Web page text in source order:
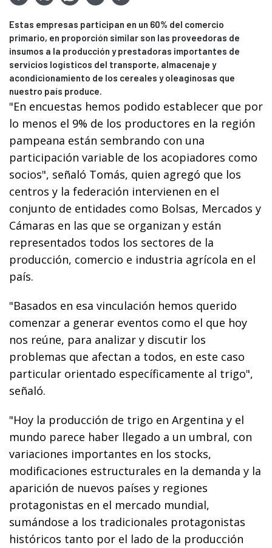
Estas empresas participan en un 60% del comercio
primario, en proporción similar son las proveedoras de
insumos a la producción y prestadoras importantes de
servicios logísticos del transporte, almacenaje y
acondicionamiento de los cereales y oleaginosas que
nuestro país produce.
"En encuestas hemos podido establecer que por
lo menos el 9% de los productores en la región
pampeana están sembrando con una
participación variable de los acopiadores como
socios", señaló Tomás, quien agregó que los
centros y la federación intervienen en el
conjunto de entidades como Bolsas, Mercados y
Cámaras en las que se organizan y están
representados todos los sectores de la
producción, comercio e industria agrícola en el
país.
"Basados en esa vinculación hemos querido
comenzar a generar eventos como el que hoy
nos reúne, para analizar y discutir los
problemas que afectan a todos, en este caso
particular orientado específicamente al trigo",
señaló.
"Hoy la producción de trigo en Argentina y el
mundo parece haber llegado a un umbral, con
variaciones importantes en los stocks,
modificaciones estructurales en la demanda y la
aparición de nuevos países y regiones
protagonistas en el mercado mundial,
sumándose a los tradicionales protagonistas
históricos tanto por el lado de la producción